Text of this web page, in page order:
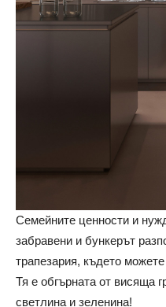
Семейните ценности и
забравени и бункерът
трапезария, където
Тя е обгърната от висяща
светлина и зеленина!